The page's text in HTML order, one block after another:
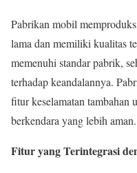
Pabrikan mobil
lama dan memiliki kualitas
memenuhi standar pabrik,
terhadap keandalannya.
fitur keselamatan tambahan
berkendara yang lebih aman.
Fitur yang Terintegrasi